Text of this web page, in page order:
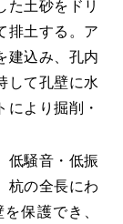
た土砂をドリ
排土する。ア
建込み、孔内
して孔壁に水
により掘削・
低騒音・低振
杭の全長にわ
保護でき、